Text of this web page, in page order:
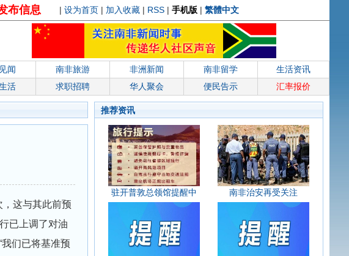
布信息 | 设为首页 | 加入收藏 | RSS | 手机版 | 繁體中文
闻 南非旅游 非洲新闻 南非留学
生活资讯
活 求职招聘 华人聚会 便民告示 汇率报价
这与其此前预
已上调了对油
们已将基准预
推荐资讯
驻开普敦总领馆提醒中 南非治安再受关注